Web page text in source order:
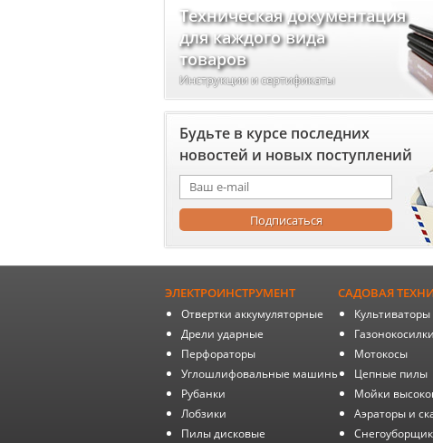
Техническая документация
для каждого вида
товаров
Инструкции и сертификаты
Будьте в курсе последних
новостей и новых поступлений
ЭЛЕКТРОИНСТРУМЕНТ
Отвертки аккумуляторные
Дрели ударные
Перфораторы
Углошлифовальные машины
Рубанки
Лобзики
Пилы дисковые
САДОВАЯ
Газонокосилки
Мотокосы
Цепные пилы
Мойки
Аэраторы и